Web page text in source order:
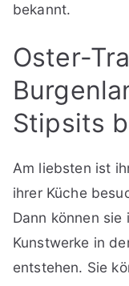
bekannt.
Oster-
Stipsits
Am liebsten ist
ihrer Küche
Dann können
Kunstwerke in
entstehen. Sie